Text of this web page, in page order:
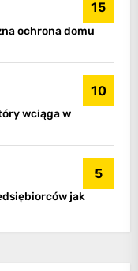
15
ochrona domu
10
wciąga w
5
jak